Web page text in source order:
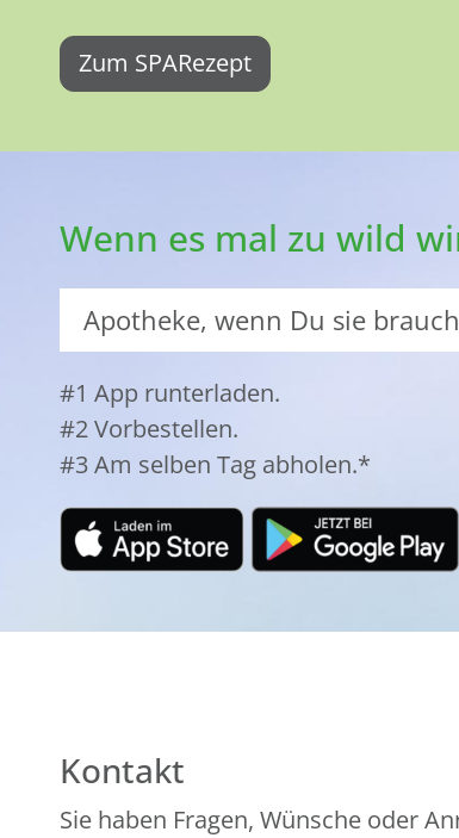
Zum SPARezept
Wenn es mal zu wild
Apotheke, wenn Du sie
#1 App runterladen.
#2 Vorbestellen.
#3 Am selben Tag abholen.*
Kontakt
Sie haben Fragen, Wünsche oder